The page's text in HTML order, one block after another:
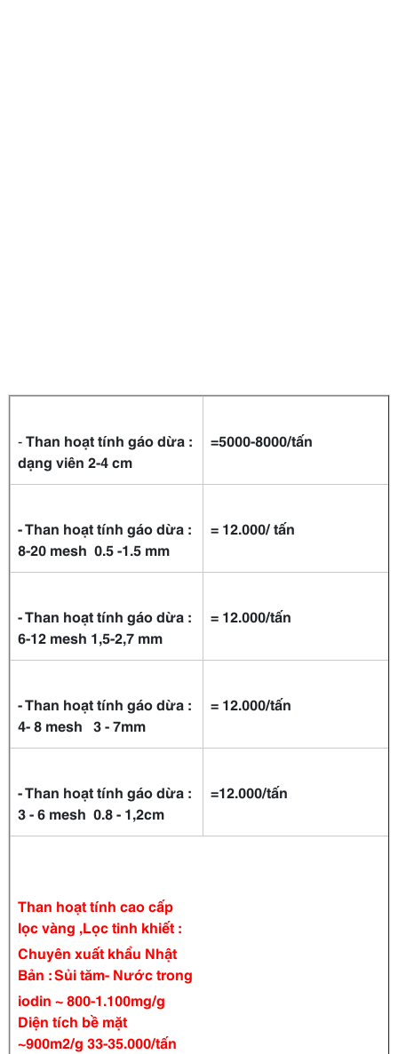
-Than hoạt tính gáo dừa :
dạng viên 2-4 cm
=5000-8000/tấn
- Than hoạt tính gáo dừa :
8-20 mesh 0.5 -1.5 mm
= 12.000/ tấn
- Than hoạt tính gáo dừa :
6-12 mesh 1,5-2,7 mm
= 12.000/tấn
- Than hoạt tính gáo dừa :
4- 8 mesh 3 - 7mm
= 12.000/tấn
- Than hoạt tính gáo dừa :
3 - 6 mesh 0.8 - 1,2cm
=12.000/tấn
Than hoạt tính cao cấp
lọc vàng ,Lọc tinh khiết :
Chuyên xuất khẩu Nhật
Bản : Sủi tăm- Nước trong
iodin ~ 800-1.100mg/g
Diện tích bề mặt
~900m2/g 33-35.000/tấn